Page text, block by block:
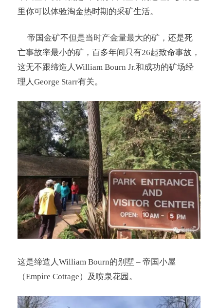
里你可以体验淘金热时期的采矿生活。
帝国金矿不但是当时产金量最大的矿，还是死
亡事故率最小的矿，百多年间只有26起致命事故，
这无不跟缔造人William Bourn Jr.和成功的矿场经
理人George Starr有关。
这是缔造人William Bourn的别墅 – 帝国小屋
（Empire Cottage）及喷泉花园。